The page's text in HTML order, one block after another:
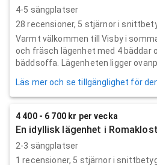
4-5 sängplatser
28 recensioner, 5 stjärnor i
Varmt välkommen till Visby i
och fräsch lägenhet med 4 bäddar
bäddsoffa. Lägenheten ligger
Läs mer och se tillgänglighet för
4 400 - 6 700 kr per vecka
En idyllisk lägenhet i
2-3 sängplatser
1 recensioner, 5 stjärnor i